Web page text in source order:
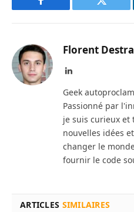
Facebook Twitter
Florent
LinkedIn
Geek
Passionné par
je suis curieux et
nouvelles idées
changer le
fournir le code
ARTICLES SIMILAIRES